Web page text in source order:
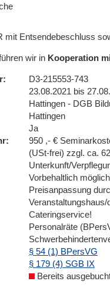
mit Entsendebeschluss
wir in Kooperation
D3-215553-743
23.08.2021 bis
Hattingen - DGB
Hattingen
Ja
950 ,- €
(USt-frei) zzgl. ca.
Unterkunft/
Vorbehaltlich
Preisanpassung
Veranstaltungshaus/
Cateringservice!
Personalräte
§ 54 (1) BPersVG
§ 179 (4) SGB IX
Bereits